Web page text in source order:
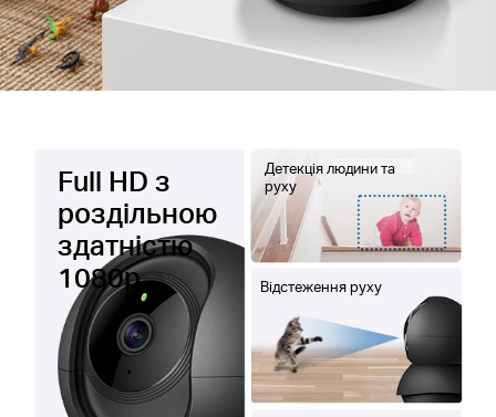
Full HD з
роздільною
здатністю
1080p
Детекція людини та
руху
Відстеження руху